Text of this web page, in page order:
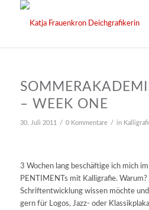
– WEEK ONE
30. Juli 2011 / 0 Kommentare / in
3 Wochen lang beschäftige ich mich
PENTIMENTs mit Kalligrafie.
Schriftentwicklung wissen möchte
gern für Logos, Jazz- oder